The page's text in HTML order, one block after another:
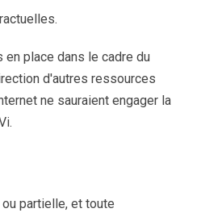
place dans le cadre du
d'autres ressources
ne sauraient engager la
partielle, et toute